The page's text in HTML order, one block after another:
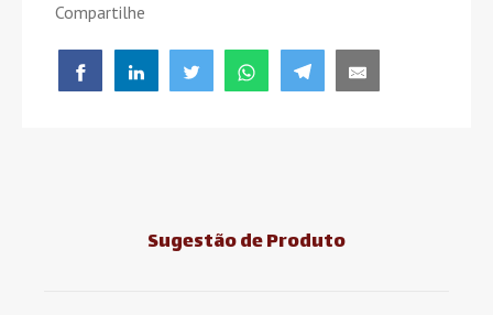
Compartilhe
Sugestão de Produto